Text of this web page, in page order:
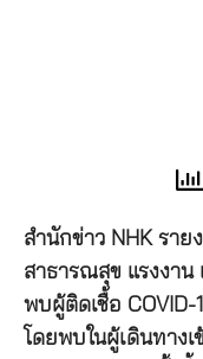
สำนักข่าว NHK ราย
สาธารณสุข แรงงา
พบผู้ติดเชื้อ COVID-
โดยพบในผู้เดินทาง